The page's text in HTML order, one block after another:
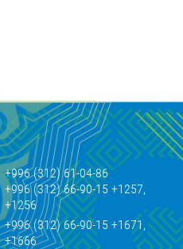
+996 (312) 61-04-86
+996 (312) 66-90-15 +1257,
+1256
+996 (312) 66-90-15 +1671,
+1666